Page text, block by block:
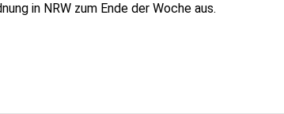
in NRW zum Ende der Woche aus.